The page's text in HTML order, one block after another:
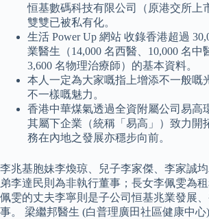
恒基數碼科技有限公司（原港交所上
雙雙已被私有化。
生活 Power Up 網站 收錄香港超過
業醫生（14,000 名西醫、10,000 名中
3,600 名物理治療師）的基本資料。
本人一定為大家嘅指上增添不一般嘅
不一樣嘅魅力。
香港中華煤氣透過全資附屬公司易高
其屬下企業（統稱「易高」）致力開
務在內地之發展亦穩步向前。
李兆基胞妹李煥琼、兒子李家傑、李家誠
弟李達民則為非執行董事；長女李佩雯為
佩雯的丈夫李寧則是子公司恒基兆業發展
事。 梁繼邦醫生 (白普理廣田社區健康中